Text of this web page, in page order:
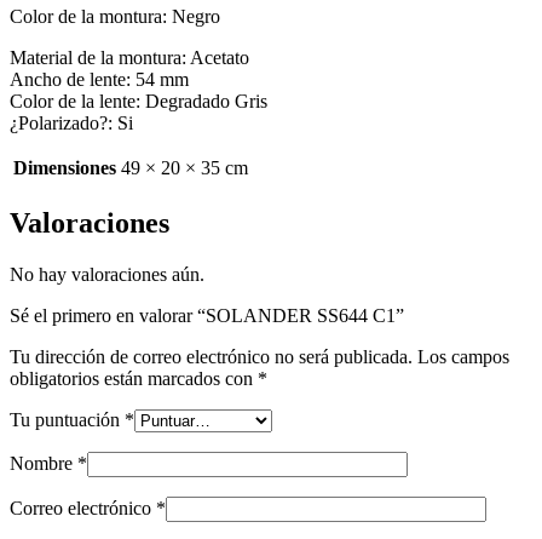
Color de la montura: Negro
Material de la montura: Acetato
Ancho de lente: 54 mm
Color de la lente: Degradado Gris
¿Polarizado?: Si
Dimensiones 49 × 20 × 35 cm
Valoraciones
No hay valoraciones aún.
Sé el primero en valorar “SOLANDER SS644 C1”
Tu dirección de correo electrónico no será publicada. Los campos
obligatorios están marcados con *
Tu puntuación *
Nombre *
Correo electrónico *